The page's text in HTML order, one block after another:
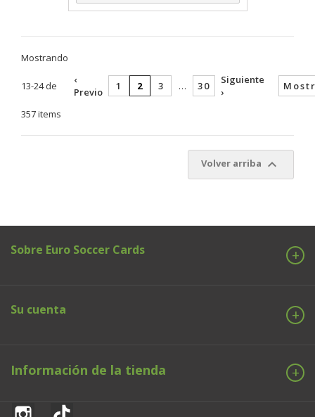
Mostrando
13-24 de
357 items
‹
Previo
1 2 3 … 30
Siguiente
›
Volver arriba 
Sobre Euro Soccer Cards
Su cuenta
Información de la tienda
Instagram